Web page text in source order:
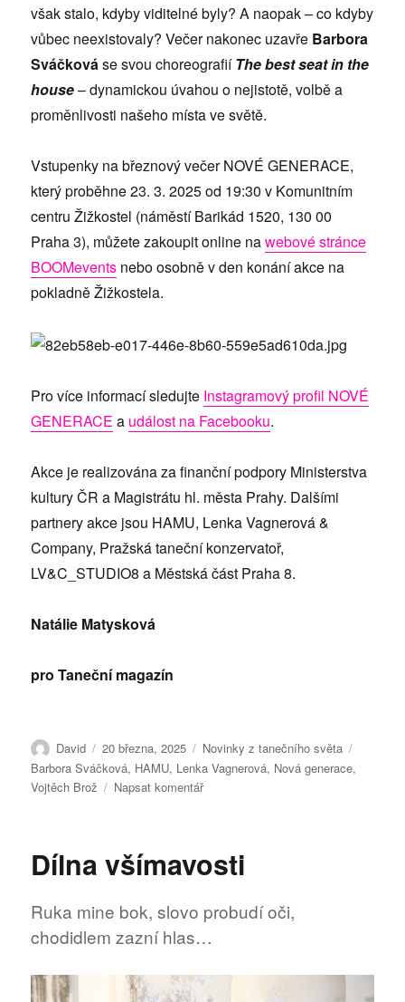
však stalo, kdyby viditelné byly? A naopak – co kdyby
vůbec neexistovaly? Večer nakonec uzavře Barbora
Sváčkováse svou choreografiíThe best seat in the
house– dynamickou úvahou o nejistotě, volbě a
proměnlivosti našeho místa ve světě.
Vstupenky na březnový večer NOVÉ GENERACE,
který proběhne 23. 3. 2025 od 19:30 v Komunitním
centru Žižkostel (náměstí Barikád 1520, 130 00
Praha 3), můžete zakoupit online nawebové stránce
BOOMevents nebo osobně v den konání akce na
pokladně Žižkostela.
Pro více informací sledujte Instagramový profil NOVÉ
GENERACE a událost na Facebooku.
Akce je realizována za finanční podpory Ministerstva
kultury ČR a Magistrátu hl. města Prahy. Dalšími
partnery akce jsou HAMU, Lenka Vagnerová &
Company, Pražská taneční konzervatoř,
LV&C_STUDIO8 a Městská část Praha 8.
Natálie Matysková
pro Taneční magazín
Autor:
David Publikováno:
20 března, 2025 Rubriky:
Novinky z tanečního světa
Barbora Sváčková, HAMU, Lenka Vagnerová, Nová generace,
Vojtěch Brož
Napsat komentářpro
Platforma
NOVÁ
srdečně
zve
Dílna všímavosti
Ruka mine bok, slovo probudí oči,
chodidlem zazní hlas…